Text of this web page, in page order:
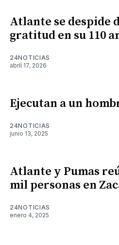
Atlante se despide
gratitud en su 110
24NOTICIAS
abril 17, 2026
Ejecutan a un
24NOTICIAS
junio 13, 2025
Atlante y Pumas
mil personas en
24NOTICIAS
enero 4, 2025